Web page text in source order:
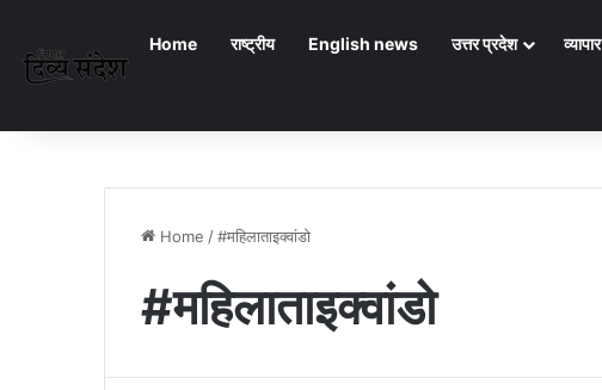
Home राष्ट्रीय English news उत्तर प्रदेश व्यापार
Home /#महिलाताइक्वांडो
#महिलाताइक्वांडो